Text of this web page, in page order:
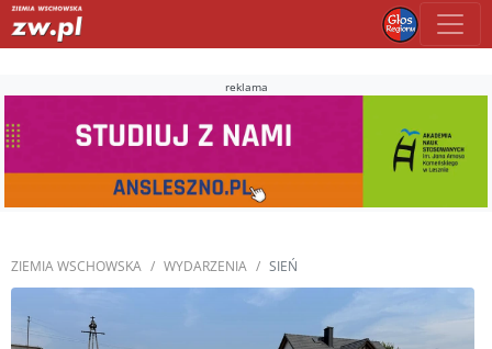
reklama
ZIEMIA WSCHOWSKA WYDARZENIA SIEŃ